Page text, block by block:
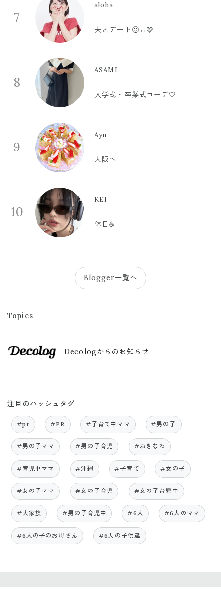
7
aloha
夫とデート🙂‍↔️🩷
8
ASAMI
入学式・卒業式コーデ🤍
9
Ayu
大阪へ
10
KEI
休日☕️
Blogger一覧へ
Topics
Decologからのお知らせ
注目のハッシュタグ
#pr #PR #子育て中ママ #男の子
#男の子ママ #男の子育児 #おきなわ
#育児中ママ #沖縄 #子育て #女の子
#女の子ママ #女の子育児 #女の子育児中
#大家族 #男の子育児中 #6人 #6人のママ
#6人の子のお母さん #6人の子供達